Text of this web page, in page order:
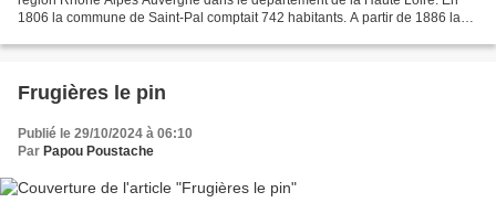
1806 la commune de Saint-Pal comptait 742 habitants. A partir de 1886 la
Frugières le pin
Publié le 29/10/2024 à 06:10
Par Papou Poustache